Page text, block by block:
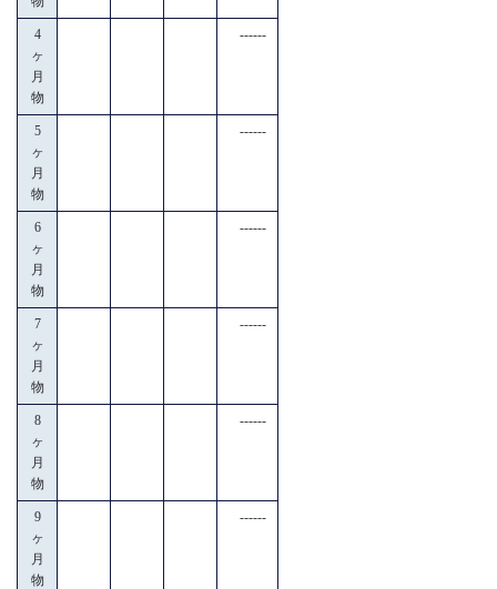
4
ヶ
月
物
------
5
ヶ
月
物
------
6
ヶ
月
物
------
7
ヶ
月
物
------
8
ヶ
月
物
------
9
ヶ
月
物
------